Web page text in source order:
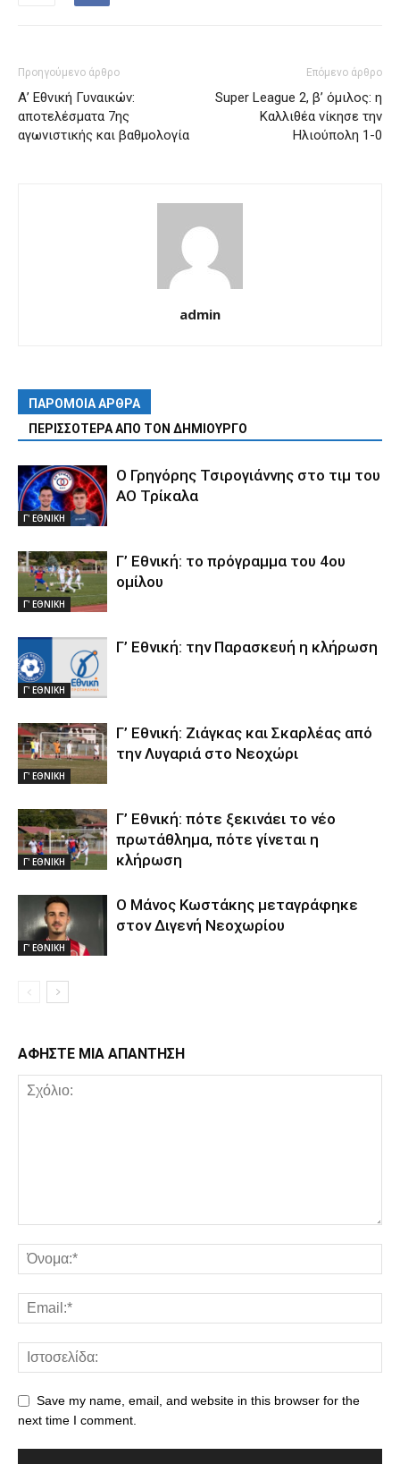
Προηγούμενο άρθρο
Α’ Εθνική Γυναικών:
αποτελέσματα 7ης
αγωνιστικής και βαθμολογία
Επόμενο άρθρο
Super League 2, β’ όμιλος: η
Καλλιθέα νίκησε την
Ηλιούπολη 1-0
admin
ΠΑΡΟΜΟΙΑ ΑΡΘΡΑ
ΠΕΡΙΣΣΟΤΕΡΑ ΑΠΟ ΤΟΝ ΔΗΜΙΟΥΡΓΟ
Γ' ΕΘΝΙΚΗ
Ο Γρηγόρης Τσιρογιάννης στο τιμ του
ΑΟ Τρίκαλα
Γ' ΕΘΝΙΚΗ
Γ’ Εθνική: το πρόγραμμα του 4ου
ομίλου
Γ' ΕΘΝΙΚΗ
Γ’ Εθνική: την Παρασκευή η κλήρωση
Γ' ΕΘΝΙΚΗ
Γ’ Εθνική: Ζιάγκας και Σκαρλέας από
την Λυγαριά στο Νεοχώρι
Γ' ΕΘΝΙΚΗ
Γ’ Εθνική: πότε ξεκινάει το νέο
πρωτάθλημα, πότε γίνεται η
κλήρωση
Γ' ΕΘΝΙΚΗ
Ο Μάνος Κωστάκης μεταγράφηκε
στον Διγενή Νεοχωρίου
ΑΦΗΣΤΕ ΜΙΑ ΑΠΑΝΤΗΣΗ
Save my name, email, and website in this browser for the
next time I comment.